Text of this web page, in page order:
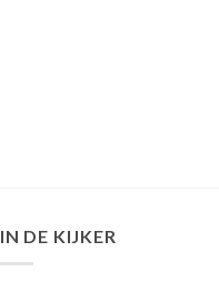
IN DE KIJKER